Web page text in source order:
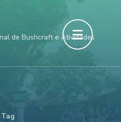
de Bushcraft e Atividades
Tag